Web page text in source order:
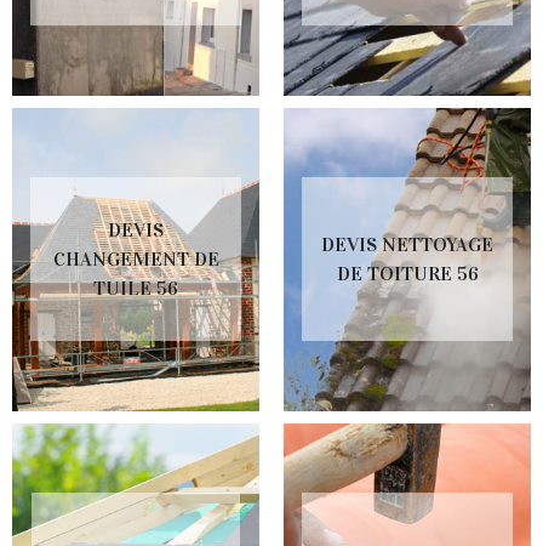
DEVIS
CHANGEMENT DE
TUILE 56
DEVIS NETTOYAGE
DE TOITURE 56